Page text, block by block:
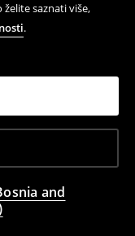
saznati više,
.
and